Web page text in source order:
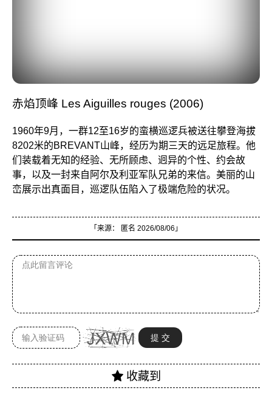
赤焰顶峰 Les Aiguilles rouges (2006)
1960年9月，一群12至16岁的蛮横巡逻兵被送往攀登海拔
8202米的BREVANT山峰，经历为期三天的远足旅程。他
们装载着无知的经验、无所顾虑、迥异的个性、约会故
事，以及一封来自阿尔及利亚军队兄弟的来信。美丽的山
峦展示出真面目，巡逻队伍陷入了极端危险的状况。
「来源： 匿名 2026/08/06」